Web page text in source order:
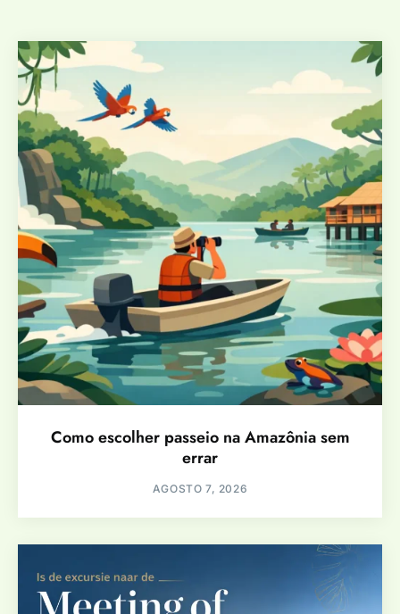
Como escolher passeio na Amazônia sem
errar
AGOSTO 7, 2026